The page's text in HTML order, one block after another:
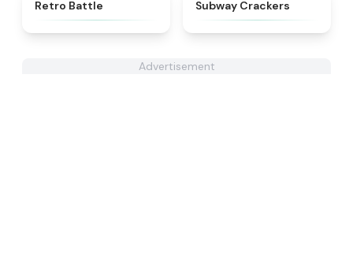
Retro Battle Subway Crackers
Advertisement